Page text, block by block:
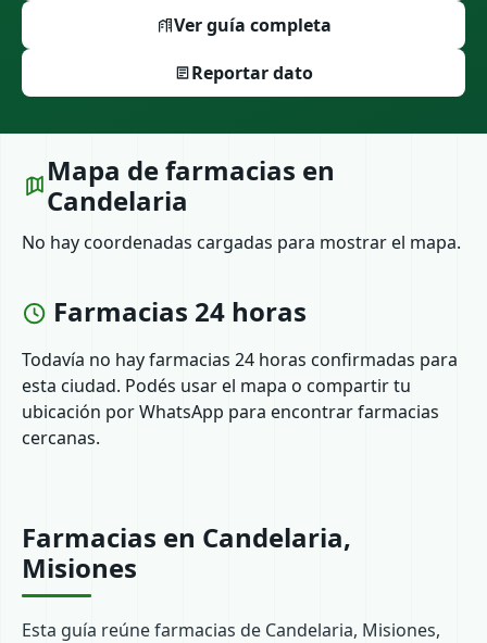
Ver guía completa
Reportar dato
Mapa de farmacias en
Candelaria
No hay coordenadas cargadas para mostrar el mapa.
Farmacias 24 horas
Todavía no hay farmacias 24 horas confirmadas para
esta ciudad. Podés usar el mapa o compartir tu
ubicación por WhatsApp para encontrar farmacias
cercanas.
Farmacias en Candelaria,
Misiones
Esta guía reúne farmacias de Candelaria, Misiones,